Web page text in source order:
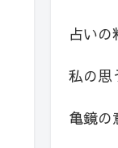
占いの
私の思
亀鏡の